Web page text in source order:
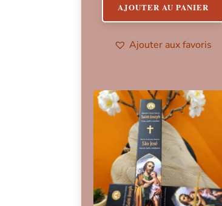
AJOUTER AU PANIER
Ajouter aux favoris